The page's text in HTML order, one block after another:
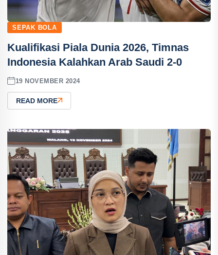
SEPAK BOLA
Kualifikasi Piala Dunia 2026, Timnas
Indonesia Kalahkan Arab Saudi 2-0
19 NOVEMBER 2024
READ MORE